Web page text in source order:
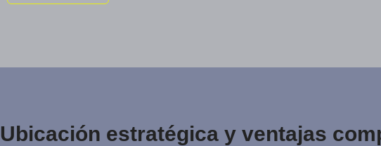
Ubicación estratégica y ventajas